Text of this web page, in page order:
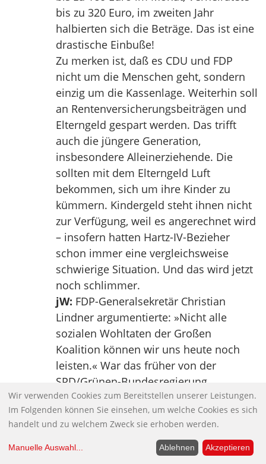
bis zu 320 Euro, im zweiten Jahr
halbierten sich die Beträge. Das ist eine
drastische Einbuße!
Zu merken ist, daß es CDU und FDP
nicht um die Menschen geht, sondern
einzig um die Kassenlage. Weiterhin soll
an Rentenversicherungsbeiträgen und
Elterngeld gespart werden. Das trifft
auch die jüngere Generation,
insbesondere Alleinerziehende. Die
sollten mit dem Elterngeld Luft
bekommen, sich um ihre Kinder zu
kümmern. Kindergeld steht ihnen nicht
zur Verfügung, weil es angerechnet wird
– insofern hatten Hartz-IV-Bezieher
schon immer eine vergleichsweise
schwierige Situation. Und das wird jetzt
noch schlimmer.
jW: FDP-Generalsekretär Christian
Lindner argumentierte: »Nicht alle
sozialen Wohltaten der Großen
Koalition können wir uns heute noch
leisten.« War das früher von der
SPD/Grünen-Bundesregierung
eingeführte Hartz IV jemals »eine
Wohltat«?
Thien:Nein, niemals! Das Urteil des
Bundesverfassungsgerichtes im Februar
Wir verwenden Cookies zum Bereitstellen unserer Leistungen.
Im Folgenden können Sie einsehen, um welche Cookies es sich
handelt und zu welchem Zweck sie erhoben werden.
Manuelle Auswahl... Ablehnen Akzeptieren